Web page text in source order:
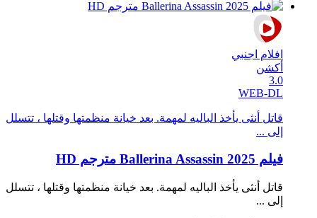
افلام اجنبي
أكشن
3.0
WEB-DL
قاتل أنثى يأخذ الباليه لمهمة. بعد خيانة منظمتها وقتلها ، تتسلل
إلى ...
فيلم Ballerina Assassin 2025 مترجم HD
قاتل أنثى يأخذ الباليه لمهمة. بعد خيانة منظمتها وقتلها ، تتسلل
إلى ...